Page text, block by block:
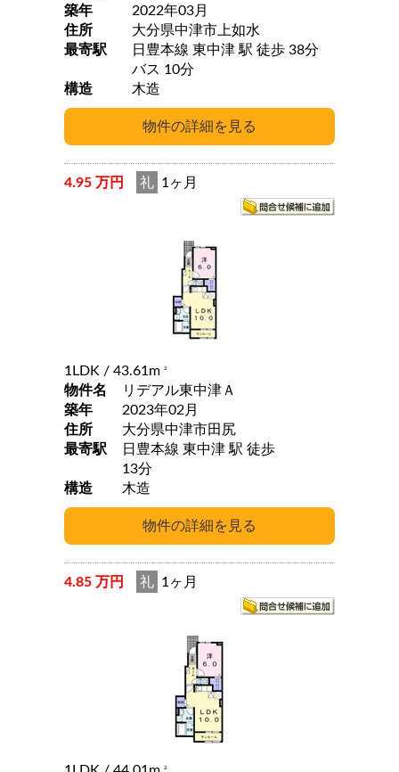
築年
2022年03月
住所
大分県中津市上如水
最寄駅
日豊本線 東中津 駅 徒歩 38分
バス 10分
構造
木造
4.95 万円 礼 1ヶ月
1LDK / 43.61m 2
物件名
リデアル東中津Ａ
築年
2023年02月
住所
大分県中津市田尻
最寄駅
日豊本線 東中津 駅 徒歩
13分
構造
木造
4.85 万円 礼 1ヶ月
2